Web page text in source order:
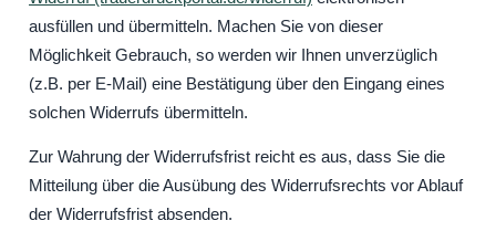
ausfüllen und übermitteln. Machen Sie von dieser
Möglichkeit Gebrauch, so werden wir Ihnen unverzüglich
(z.B. per E-Mail) eine Bestätigung über den Eingang eines
solchen Widerrufs übermitteln.
Zur Wahrung der Widerrufsfrist reicht es aus, dass Sie die
Mitteilung über die Ausübung des Widerrufsrechts vor Ablauf
der Widerrufsfrist absenden.